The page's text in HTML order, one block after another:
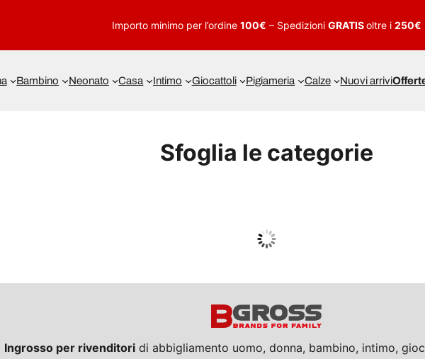
Importo minimo per l’ordine 100€ – Spedizioni GRATISoltre i 250€
Bambino Neonato Casa Intimo Giocattoli Pigiameria Calze Nuovi arrivi
Sfoglia le categorie
Guarda tutto
Ingrosso per rivenditori di abbigliamento uomo, donna, bambino, intimo,